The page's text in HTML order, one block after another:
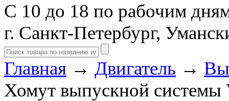
С 10 до 18 по рабочим
г. Санкт-Петербург,
Главная → Двигатель →
Хомут выпускной системы